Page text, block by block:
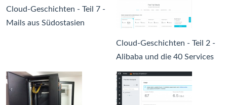
Cloud-Geschichten - Teil 7 -
Mails aus Südostasien
Cloud-Geschichten - Teil 2 -
Alibaba und die 40 Services